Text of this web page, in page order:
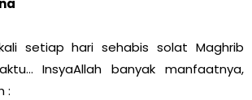
setiap hari sehabis solat Maghrib
InsyaAllah banyak manfaatnya,
: